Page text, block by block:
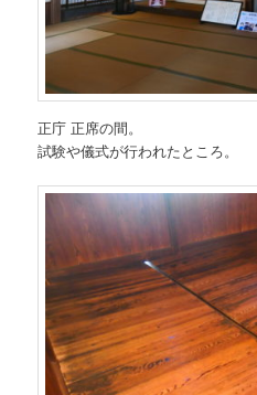
正庁 正席の間。
試験や儀式が行われたところ。